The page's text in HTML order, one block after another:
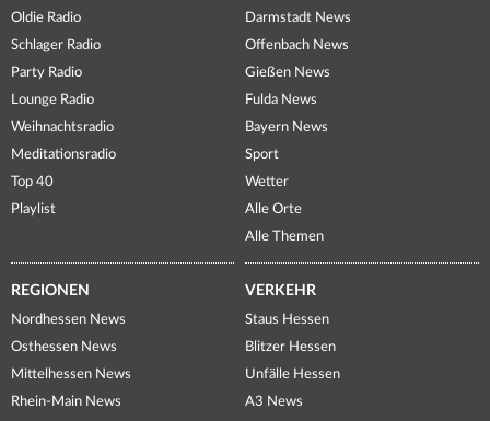
Oldie Radio
Schlager Radio
Party Radio
Lounge Radio
Weihnachtsradio
Meditationsradio
Top 40
Playlist
Darmstadt News
Offenbach News
Gießen News
Fulda News
Bayern News
Sport
Wetter
Alle Orte
Alle Themen
REGIONEN
Nordhessen News
Osthessen News
Mittelhessen News
Rhein-Main News
VERKEHR
Staus Hessen
Blitzer Hessen
Unfälle Hessen
A3 News